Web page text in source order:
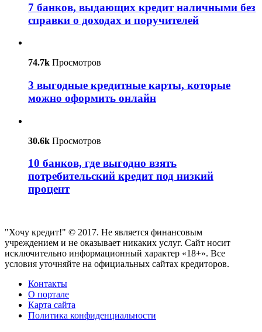
7 банков, выдающих кредит наличными без
справки о доходах и поручителей
74.7k Просмотров
3 выгодные кредитные карты, которые
можно оформить онлайн
30.6k Просмотров
10 банков, где выгодно взять
потребительский кредит под низкий
процент
"Хочу кредит!" © 2017. Не является финансовым
учреждением и не оказывает никаких услуг. Сайт носит
исключительно информационный характер «18+». Все
условия уточняйте на официальных сайтах кредиторов.
Контакты
О портале
Карта сайта
Политика конфиденциальности